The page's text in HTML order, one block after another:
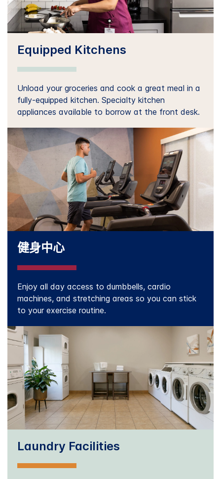
Equipped Kitchens
Unload your groceries and cook a great meal in a
fully-equipped kitchen. Specialty kitchen
appliances available to borrow at the front desk.
健身中心
Enjoy all day access to dumbbells, cardio
machines, and stretching areas so you can stick
to your exercise routine.
Laundry Facilities